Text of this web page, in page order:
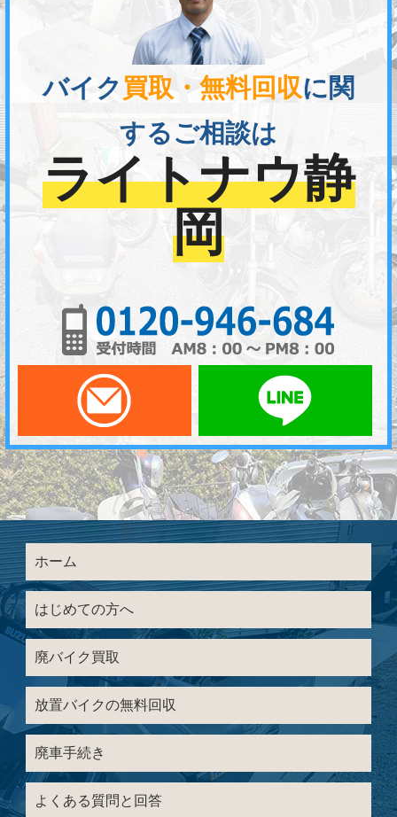
バイク 買取・無料回収に関
するご相談は
ライトナウ静
岡
メールでお問い合わせ
ホーム
はじめての方へ
廃バイク買取
放置バイクの無料回収
廃車手続き
よくある質問と回答